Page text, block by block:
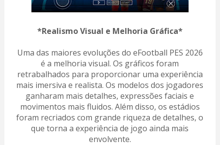
*Realismo Visual e Melhoria Gráfica*
Uma das maiores evoluções do eFootball PES 2026
é a melhoria visual. Os gráficos foram
retrabalhados para proporcionar uma experiência
mais imersiva e realista. Os modelos dos jogadores
ganharam mais detalhes, expressões faciais e
movimentos mais fluidos. Além disso, os estádios
foram recriados com grande riqueza de detalhes, o
que torna a experiência de jogo ainda mais
envolvente.